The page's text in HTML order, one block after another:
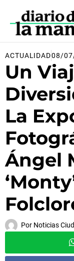
contenido
ACTUALIDAD08/
Un
La
Ángel
Por Noticias